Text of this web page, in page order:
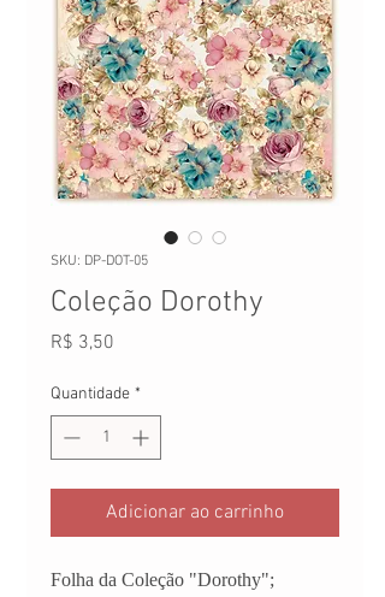
SKU: DP-DOT-05
Coleção Dorothy
R$ 3,50
Quantidade *
Adicionar ao carrinho
Folha da Coleção "Dorothy";